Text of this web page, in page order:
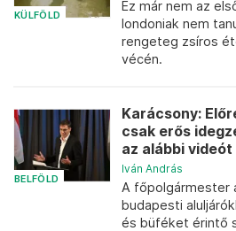
KÜLFÖLD
Ez már nem az
londoniak nem
rengeteg zsíros
vécén.
BELFÖLD
Karácsony:
csak erős
az alábbi
Iván András
A főpolgármester
budapesti
és büféket érintő